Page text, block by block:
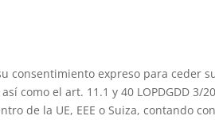
consentimiento expreso para ceder
como el art. 11.1 y 40 LOPDGDD
de la UE, EEE o Suiza, contando